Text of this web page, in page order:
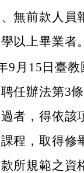
無前款人員
以上畢業者
9月15日臺
任辦法第3
者，得依該
程，取得修
所規範之資